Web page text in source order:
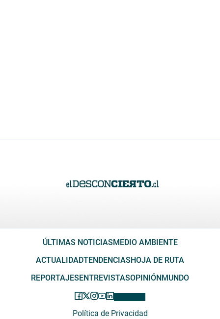
ÚLTIMAS NOTICIASMEDIO AMBIENTE
ACTUALIDADTENDENCIASHOJA DE RUTA
REPORTAJESENTREVISTASOPINIÓNMUNDO
Política de Privacidad